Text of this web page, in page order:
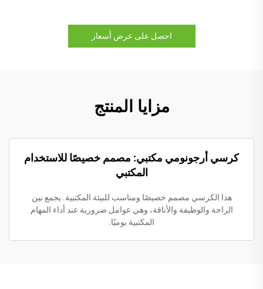
احصل على عرض أسعار
مزايا المنتج
كرسي أرجونومي مكتبي: مصمم خصيصًا للاستخدام
المكتبي
هذا الكرسي مصمم خصيصًا ومناسب للبيئة المكتبية. يجمع بين
الراحة والوظيفة والأناقة، وهي عوامل ضرورية عند أداء المهام
المكتبية يوميًا.